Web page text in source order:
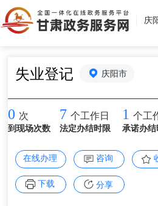
庆
失业登记 庆阳市
0 次
到现场次数
7 个工作日
法定办结时限
1 个工
承诺办结
在线办理 咨询
下载 分享